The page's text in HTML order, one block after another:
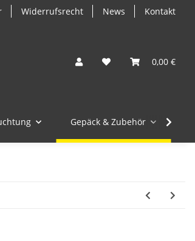
Widerrufsrecht News Kontakt
0,00 €
Gepäck & Zubehör